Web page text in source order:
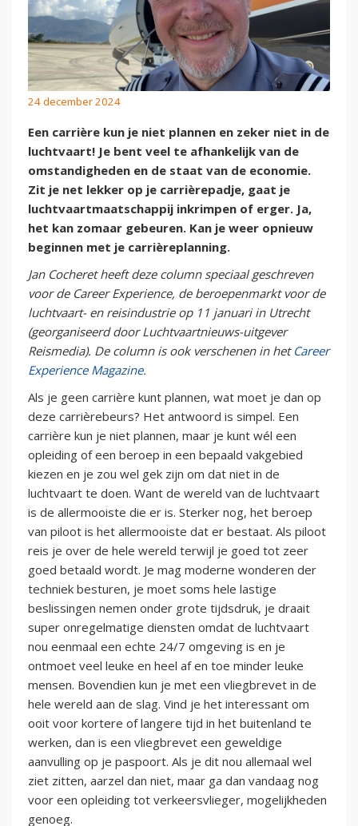
24 december 2024
Een carrière kun je niet plannen en zeker niet in de
luchtvaart! Je bent veel te afhankelijk van de
omstandigheden en de staat van de economie.
Zit je net lekker op je carrièrepadje, gaat je
luchtvaartmaatschappij inkrimpen of erger. Ja,
het kan zomaar gebeuren. Kan je weer opnieuw
beginnen met je carrièreplanning.
Jan Cocheret heeft deze column speciaal geschreven
voor de Career Experience, de beroepenmarkt voor de
luchtvaart- en reisindustrie op 11 januari in Utrecht
(georganiseerd door Luchtvaartnieuws-uitgever
Reismedia). De column is ook verschenen in het Career
Experience Magazine.
Als je geen carrière kunt plannen, wat moet je dan op
deze carrièrebeurs? Het antwoord is simpel. Een
carrière kun je niet plannen, maar je kunt wél een
opleiding of een beroep in een bepaald vakgebied
kiezen en je zou wel gek zijn om dat niet in de
luchtvaart te doen. Want de wereld van de luchtvaart
is de allermooiste die er is. Sterker nog, het beroep
van piloot is het allermooiste dat er bestaat. Als piloot
reis je over de hele wereld terwijl je goed tot zeer
goed betaald wordt. Je mag moderne wonderen der
techniek besturen, je moet soms hele lastige
beslissingen nemen onder grote tijdsdruk, je draait
super onregelmatige diensten omdat de luchtvaart
nou eenmaal een echte 24/7 omgeving is en je
ontmoet veel leuke en heel af en toe minder leuke
mensen. Bovendien kun je met een vliegbrevet in de
hele wereld aan de slag. Vind je het interessant om
ooit voor kortere of langere tijd in het buitenland te
werken, dan is een vliegbrevet een geweldige
aanvulling op je paspoort. Als je dit nou allemaal wel
ziet zitten, aarzel dan niet, maar ga dan vandaag nog
voor een opleiding tot v­­erkeersvlieger, mogelijkheden
genoeg.